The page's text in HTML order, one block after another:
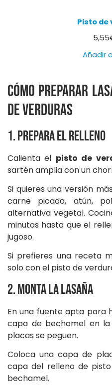
Pisto de
5,55
Añadir
Cómo preparar
de verduras
1. Prepara el relleno
Calienta el pisto de
sartén amplia con un
Si quieres una versión
carne picada, atún,
alternativa vegetal.
minutos hasta que el
jugoso.
Si prefieres una receta
solo con el pisto de
2. Monta la lasaña
En una fuente apta para
capa de bechamel en
placas se peguen.
Coloca una capa de
capa del relleno de
bechamel.